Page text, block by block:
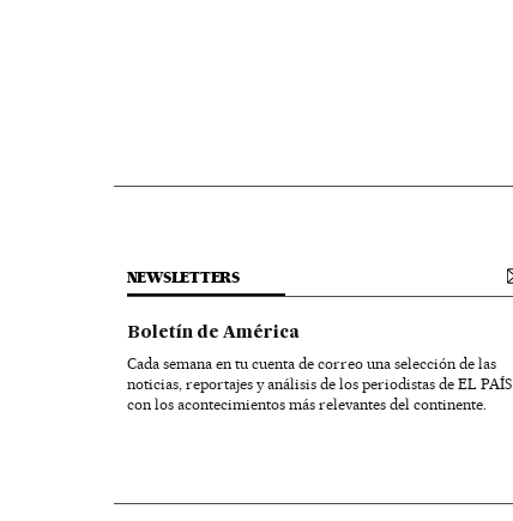
NEWSLETTERS
Boletín de América
Cada semana en tu cuenta de correo una selección de las
noticias, reportajes y análisis de los periodistas de EL PAÍS
con los acontecimientos más relevantes del continente.